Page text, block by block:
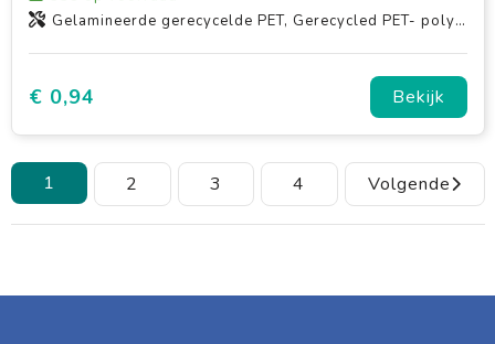
Gelamineerde gerecycelde PET, Gerecycled PET- polyester
€ 0,94 Bekijk
1 2 3 4 Volgende